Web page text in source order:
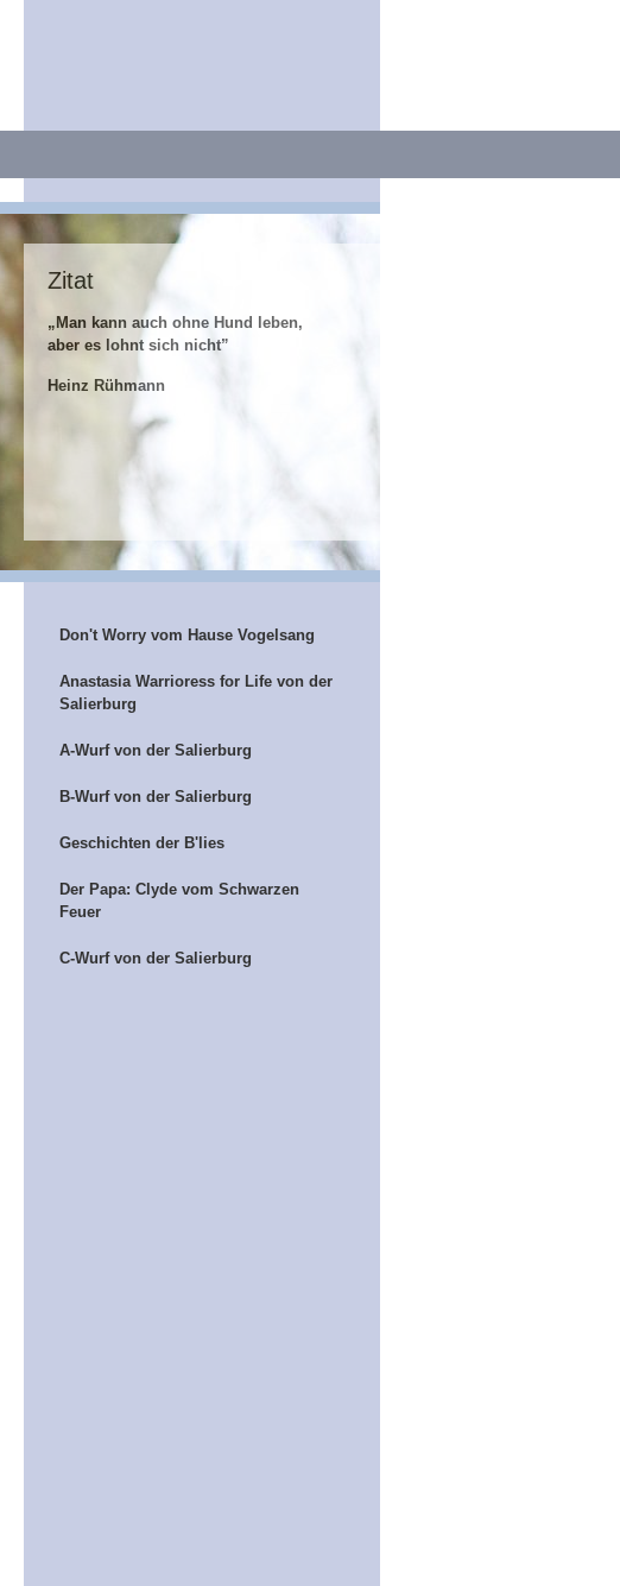
Zitat
„Man kann auch ohne Hund leben,
aber es lohnt sich nicht”
Heinz Rühmann
Don't Worry vom Hause Vogelsang
Anastasia Warrioress for Life von der
Salierburg
A-Wurf von der Salierburg
B-Wurf von der Salierburg
Geschichten der B'lies
Der Papa: Clyde vom Schwarzen
Feuer
C-Wurf von der Salierburg